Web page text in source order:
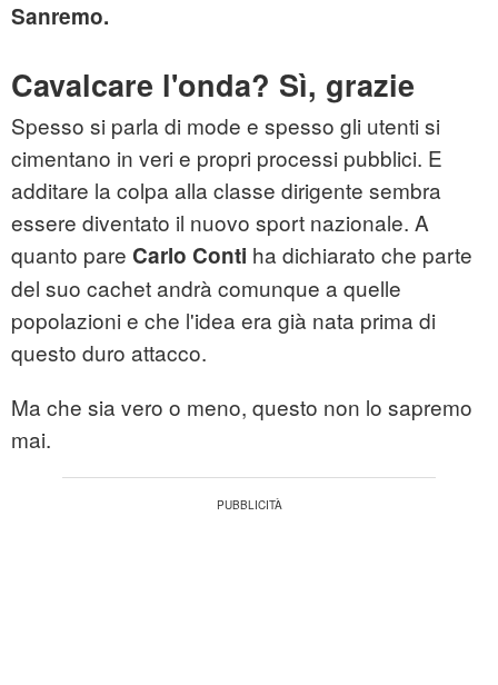
Sanremo.
Cavalcare l'onda? Sì, grazie
Spesso si parla di mode e spesso gli utenti si
cimentano in veri e propri processi pubblici. E
additare la colpa alla classe dirigente sembra
essere diventato il nuovo sport nazionale. A
quanto pare Carlo Conti ha dichiarato che parte
del suo cachet andrà comunque a quelle
popolazioni e che l'idea era già nata prima di
questo duro attacco.
Ma che sia vero o meno, questo non lo sapremo
mai.